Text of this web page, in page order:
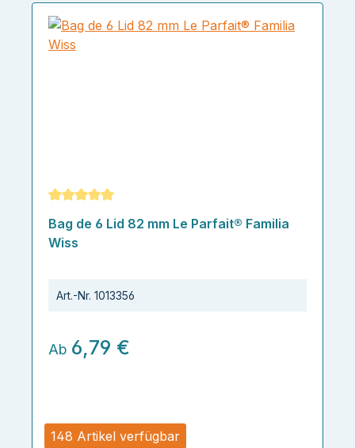
148 Artikel verfügbar
Durchschnittliche Bewertung von 5 von 5 Sternen
Bag de 6 Lid 82 mm Le Parfait® Familia
Wiss
Art.-Nr. 1013356
Ab 6,79 €